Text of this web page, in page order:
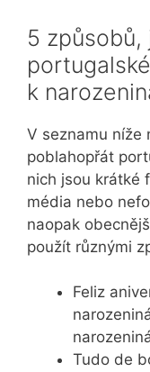
5
k
V seznamu níže
poblahopřát
nich jsou krátké
média nebo
naopak
použít různými
Feliz
Tudo de